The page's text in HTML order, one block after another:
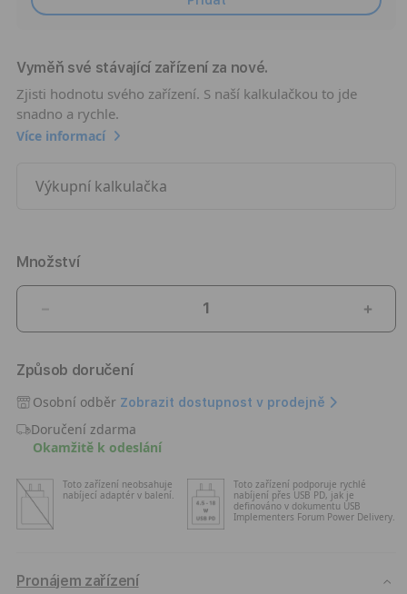
Vyměň své stávající zařízení za nové.
Zjisti hodnotu svého zařízení. S naší kalkulačkou to jde
snadno a rychle.
Více informací
Výkupní kalkulačka
Množství
množství
Apple
iPhone
Air
256GB
-
černý
Způsob doručení
Osobní odběr Zobrazit dostupnost v prodejně
Doručení zdarma
Okamžitě k odeslání
Toto zařízení neobsahuje
nabíjecí adaptér v balení.
Toto zařízení podporuje rychlé
nabíjení přes USB PD, jak je
definováno v dokumentu USB
Implementers Forum Power Delivery.
Pronájem zařízení